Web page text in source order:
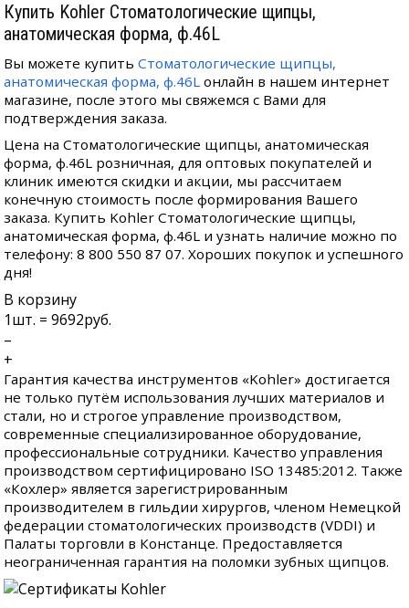
Купить Kohler Стоматологические щипцы,
анатомическая форма, ф.46L
Вы можете купитьСтоматологические щипцы,
анатомическая форма, ф.46L онлайн в нашем интернет
магазине, после этого мы свяжемся с Вами для
подтверждения заказа.
Цена на Стоматологические щипцы, анатомическая
форма, ф.46L розничная, для оптовых покупателей и
клиник имеются скидки и акции, мы рассчитаем
конечную стоимость после формирования Вашего
заказа. Купить Kohler Стоматологические щипцы,
анатомическая форма, ф.46L и узнать наличие можно по
телефону: 8 800 550 87 07. Хороших покупок и успешного
дня!
В корзину
1шт. =9692руб.
–
+
Гарантия качества инструментов «Kohler» достигается
не только путём использования лучших материалов и
стали, но и строгое управление производством,
современные специализированное оборудование,
профессиональные сотрудники. Качество управления
производством сертифицировано ISO 13485:2012. Также
«Кохлер» является зарегистрированным
производителем в гильдии хирургов, членом Немецкой
федерации стоматологических производств (VDDI) и
Палаты торговли в Констанце. Предоставляется
неограниченная гарантия на поломки зубных щипцов.